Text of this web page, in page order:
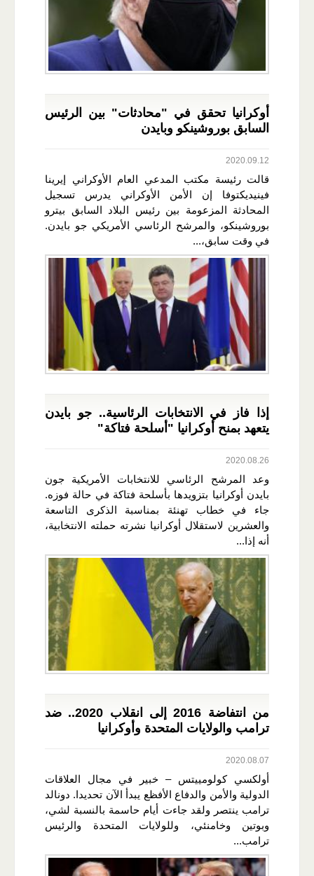
أوكرانيا تحقق في "محادثات" بين الرئيس
السابق بوروشينكو وبايدن
2020.09.12
قالت رئيسة مكتب المدعي العام الأوكراني إيرينا
فينيديكتوفا إن الأمن الأوكراني يدرس تسجيل
المحادثة المزعومة بين رئيس البلاد السابق بيترو
بوروشينكو، والمرشح الرئاسي الأمريكي جو بايدن.
في وقت سابق،...
إذا فاز في الانتخابات الرئاسية.. جو بايدن
يتعهد بمنح أوكرانيا "أسلحة فتاكة"
2020.08.26
وعد المرشح الرئاسي للانتخابات الأمريكية جون
بايدن أوكرانيا بتزويدها بأسلحة فتاكة في حالة فوزه.
جاء في خطاب تهنئة بمناسبة الذكرى التاسعة
والعشرين لاستقلال أوكرانيا نشرته حملته الانتخابية،
أنه إذا...
من انتفاضة 2016 إلى انقلاب 2020.. ضد
ترامب والولايات المتحدة وأوكرانيا
2020.08.07
أولكسي كولومييتس – خبير في مجال العلاقات
الدولية والأمن والدفاع الأفظع يبدأ الآن تحديدا. دونالد
ترامب ينتصر ولقد جاءت أيام حاسمة بالنسبة لشي،
وبوتين وخامنئي، وللولايات المتحدة والرئيس
ترامب...